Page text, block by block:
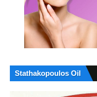
Stathakopoulos Oil